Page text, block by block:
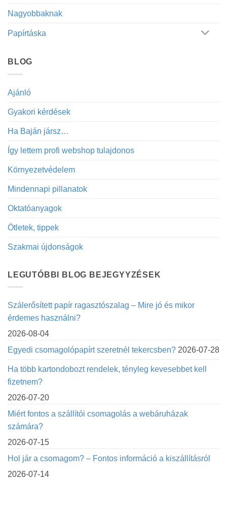
Nagyobbaknak
Papírtáska
BLOG
Ajánló
Gyakori kérdések
Ha Baján jársz…
Így lettem profi webshop tulajdonos
Környezetvédelem
Mindennapi pillanatok
Oktatóanyagok
Ötletek, tippek
Szakmai újdonságok
LEGUTÓBBI BLOG BEJEGYYZÉSEK
Szálerősített papír ragasztószalag – Mire jó és mikor
érdemes használni?
2026-08-04
Egyedi csomagolópapírt szeretnél tekercsben? 2026-07-28
Ha több kartondobozt rendelek, tényleg kevesebbet kell
fizetnem?
2026-07-20
Miért fontos a szállítói csomagolás a webáruházak
számára?
2026-07-15
Hol jár a csomagom? – Fontos információ a kiszállításról
2026-07-14